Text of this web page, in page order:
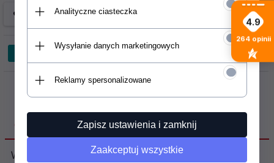
OPIS PRODUKTU
Wysokiej jakości kółko do longboardów marki Raven a
Analityczne ciasteczka
Wysyłanie danych marketingowych
Reklamy spersonalizowane
Zapisz ustawienia i zamknij
Zaakceptuj wszystkie
4.9
264 opinii